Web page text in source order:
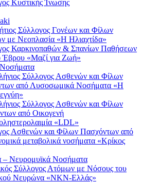
Κυστικής Ίνωσης
Σύλλογος Γονέων και Φίλων
με Νεοπλασία «Η Ηλιαχτίδα»
Καρκινοπαθών & Σπανίων Παθήσεων
«Μαζί για Ζωή»
Σύλλογος Ασθενών και Φίλων
από Λυσοσωμικά Νοσήματα «Η
Σύλλογος Ασθενών και Φίλων
από Οικογενή
«LDL»
Ασθενών και Φίλων Πασχόντων από
μεταβολικά νοσήματα «Κρίκος
– Νευρομυϊκά Νοσήματα
Σύλλογος Ατόμων με Νόσους του
Νευρώνα «ΝΚΝ-Ελλάς»